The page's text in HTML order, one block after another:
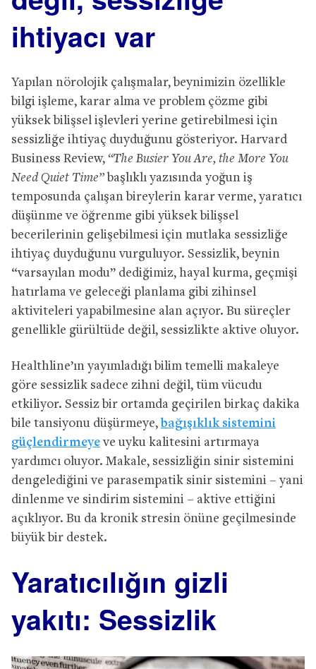
ihtiyacı var
Yapılan nörolojik çalışmalar, beynimizin özellikle
bilgi işleme, karar alma ve problem çözme gibi
yüksek bilişsel işlevleri yerine getirebilmesi için
sessizliğe ihtiyaç duyduğunu gösteriyor. Harvard
Business Review, “The Busier You Are, the More You
Need Quiet Time” başlıklı yazısında yoğun iş
temposunda çalışan bireylerin karar verme, yaratıcı
düşünme ve öğrenme gibi yüksek bilişsel
becerilerinin gelişebilmesi için mutlaka sessizliğe
ihtiyaç duyduğunu vurguluyor. Sessizlik, beynin
“varsayılan modu” dediğimiz, hayal kurma, geçmişi
hatırlama ve geleceği planlama gibi zihinsel
aktiviteleri yapabilmesine alan açıyor. Bu süreçler
genellikle gürültüde değil, sessizlikte aktive oluyor.
Healthline’ın yayımladığı bilim temelli makaleye
göre sessizlik sadece zihni değil, tüm vücudu
etkiliyor. Sessiz bir ortamda geçirilen birkaç dakika
bile tansiyonu düşürmeye, bağışıklık sistemini
güçlendirmeyeve uyku kalitesini artırmaya
yardımcı oluyor. Makale, sessizliğin sinir sistemini
dengelediğini ve parasempatik sinir sistemini – yani
dinlenme ve sindirim sistemini – aktive ettiğini
açıklıyor. Bu da kronik stresin önüne geçilmesinde
büyük bir destek.
Yaratıcılığın gizli
yakıtı: Sessizlik